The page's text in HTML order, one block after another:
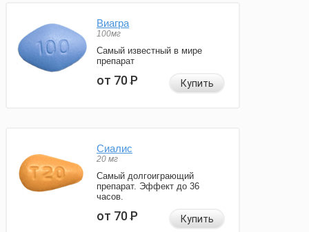
Виагра
100мг
Самый известный в мире
препарат
от 70Р Купить
Сиалис
20 мг
Самый долгоиграющий
препарат. Эффект до 36
часов.
от 70Р Купить